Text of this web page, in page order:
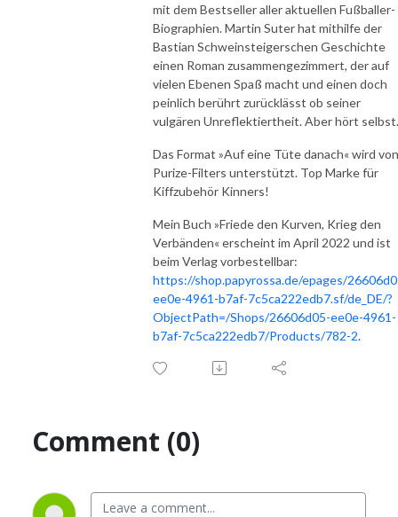
mit dem Bestseller aller aktuellen Fußballer-
Biographien. Martin Suter hat mithilfe der
Bastian Schweinsteigerschen Geschichte
einen Roman zusammengezimmert, der auf
vielen Ebenen Spaß macht und einen doch
peinlich berührt zurücklässt ob seiner
vulgären Unreflektiertheit. Aber hört
Das Format »Auf eine Tüte danach« wird von
Purize-Filters unterstützt. Top Marke für
Kiffzubehör Kinners!
Mein Buch »Friede den Kurven, Krieg den
Verbänden« erscheint im April 2022 und ist
beim Verlag vorbestellbar:
https://shop.papyrossa.de/epages/
ee0e-4961-b7af-7c5ca222edb7.sf/de_DE/?
ObjectPath=/Shops/26606d05-ee0e-4961-
b7af-7c5ca222edb7/Products/782-2.
Comment (0)